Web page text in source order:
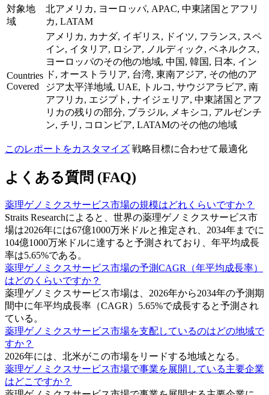
対象地
域
北アメリカ, ヨーロッパ, APAC, 中東諸国とアフリ
カ, LATAM
Countries
Covered
アメリカ, カナダ, イギリス, ドイツ, フランス, スペ
イン, イタリア, ロシア, ノルディック, ベネルクス,
ヨーロッパのその他の地域, 中国, 韓国, 日本, イン
ド, オーストラリア, 台湾, 東南アジア, その他のア
ジア太平洋地域, UAE, トルコ, サウジアラビア, 南
アフリカ, エジプト, ナイジェリア, 中東諸国とアフ
リカの残りの部分, ブラジル, メキシコ, アルゼンチ
ン, チリ, コロンビア, LATAMのその他の地域
このレポートをカスタマイズ 戦略目標に合わせて最適化
よくある質問 (FAQ)
薬理ゲノミクスサービス市場の規模はどれくらいですか？
Straits Researchによると、世界の薬理ゲノミクスサービス市
場は2026年には67億1000万米ドルと推定され、2034年までに
104億1000万米ドルに達すると予測されており、年平均成長
率は5.65%である。
薬理ゲノミクスサービス市場の予測CAGR（年平均成長率）
はどのくらいですか？
薬理ゲノミクスサービス市場は、2026年から2034年の予測期
間中に年平均成長率（CAGR）5.65%で成長すると予測され
ている。
薬理ゲノミクスサービス市場を支配しているのはどの地域で
すか？
2026年には、北米がこの市場をリードする地域となる。
薬理ゲノミクスサービス市場で事業を展開している主要企業
はどこですか？